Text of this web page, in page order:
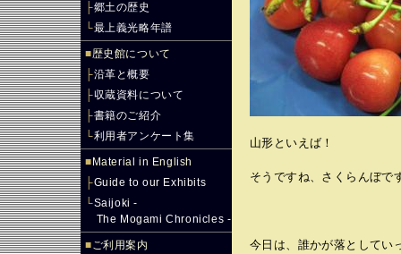
├郷土の歴史
└最上義光略年譜
■歴史館について
├沿革と概要
├収蔵資料について
├書籍のご紹介
└利用者アンケート集
■ Material in English
├Guide to our Exhibits
└Saijoki -
The Mogami Chronicles -
■ご利用案内
山形といえば！
そうですね、さくらんぼで
今日は、誰かが落としてい